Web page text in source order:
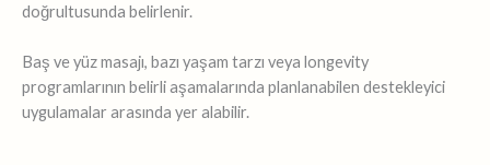
doğrultusunda belirlenir.
Baş ve yüz masajı, bazı yaşam tarzı veya longevity
programlarının belirli aşamalarında planlanabilen destekleyici
uygulamalar arasında yer alabilir.